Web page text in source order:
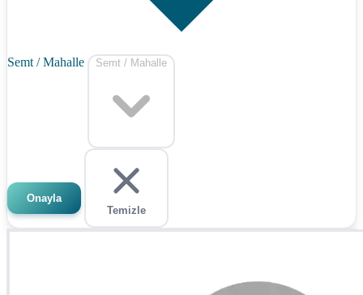
Semt / Mahalle Semt / Mahalle
Onayla
Temizle